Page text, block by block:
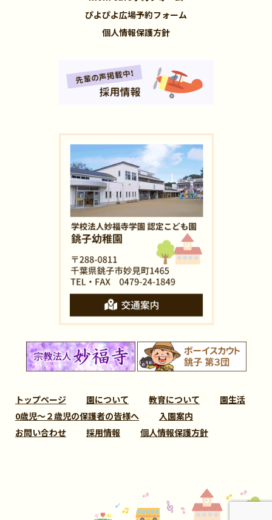
ぴよぴよ広場予約フォーム
個人情報保護方針
トップページ 園について 教育について
園生活
0歳児～２歳児の保護者の皆様へ
入園案内
お問い合わせ
採用情報 個人情報保護方針